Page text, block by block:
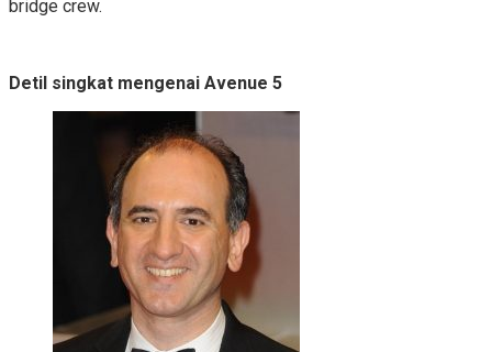
bridge crew.
Detil singkat mengenai Avenue 5